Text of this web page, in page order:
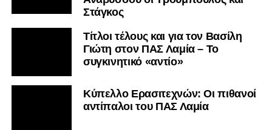
Στάγκος
Τίτλοι τέλους και για τον Βασίλη
Γιώτη στον ΠΑΣ Λαμία – Το
συγκινητικό «αντίο»
Κύπελλο Ερασιτεχνών: Οι πιθανοί
αντίπαλοι του ΠΑΣ Λαμία